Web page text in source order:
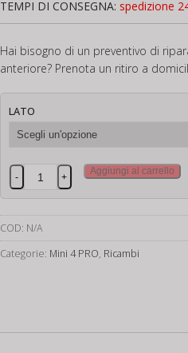
TEMPI DI CONSEGNA: spedizione
Hai bisogno di un preventivo di
anteriore? Prenota un ritiro a
LATO
Dji
Mini
PRO
Braccio
anteriore
- +
Aggiungi al carrello
COD: N/A
Categorie: Mini 4 PRO, Ricambi